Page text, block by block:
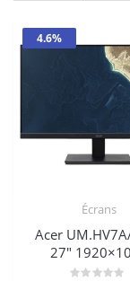
4.6%
Écrans
Acer
27″